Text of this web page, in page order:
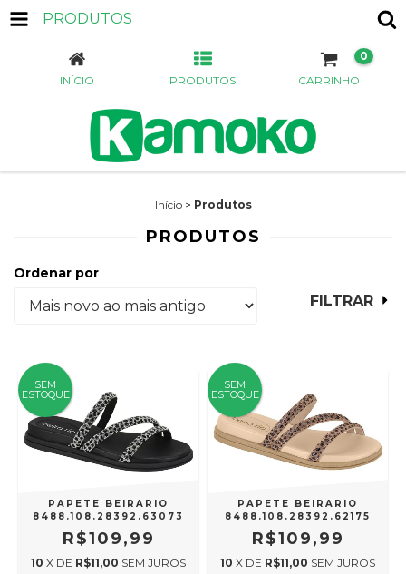
PRODUTOS
INÍCIO PRODUTOS CARRINHO
0
Início > Produtos
PRODUTOS
Ordenar por
FILTRAR
SEM
ESTOQUE
PAPETE BEIRARIO
8488.108.28392.63073
R$109,99
10 X DE R$11,00 SEM JUROS
SEM
ESTOQUE
PAPETE BEIRARIO
8488.108.28392.62175
R$109,99
10 X DE R$11,00 SEM JUROS